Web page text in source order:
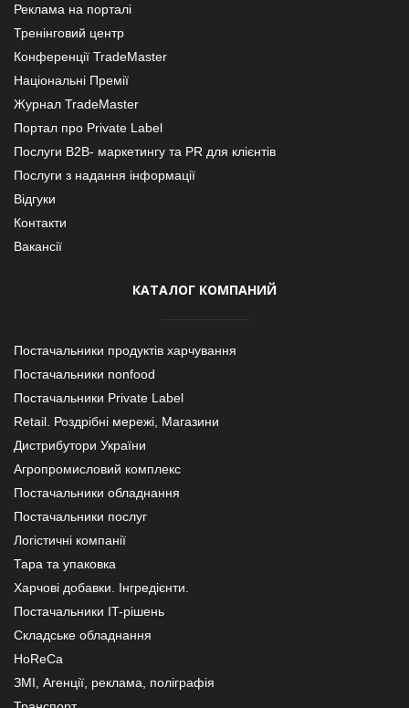
Реклама на порталі
Тренінговий центр
Конференції TradeMaster
Національні Премії
Журнал TradeMaster
Портал про Private Label
Послуги В2В- маркетингу та PR для клієнтів
Послуги з надання інформації
Відгуки
Контакти
Вакансії
КАТАЛОГ КОМПАНИЙ
Постачальники продуктів харчування
Постачальники nonfood
Постачальники Private Label
Retail. Роздрібні мережі, Магазини
Дистрибутори України
Агропромисловий комплекс
Постачальники обладнання
Постачальники послуг
Логістичні компанії
Тара та упаковка
Харчові добавки. Інгредієнти.
Постачальники IT-рішень
Складське обладнання
HoReCa
ЗМІ, Агенції, реклама, поліграфія